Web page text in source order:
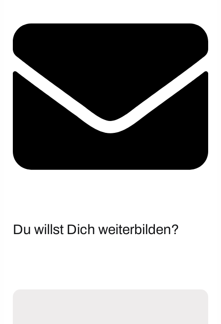
Du willst Dich weiterbilden?